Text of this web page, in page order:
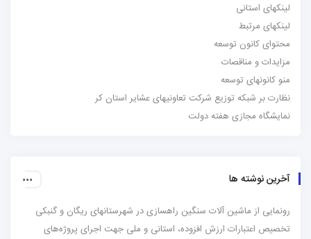
لینکهای استانی
لینکهای مرتبط
محتوای کانون توسعه
مزایدات و مناقصات
منو کانونهای توسعه
نظارت بر شبکه توزیع شرکت تعاونیهای عشایر استان کر
نمایشگاه مجازی هفته دولت
آخرین نوشته ها
رونمایی از ماشین آلات سنگین راهسازی در شهرستانهای ریگان و گنبکی
تخصیص اعتبارات ارزش افزوده، استانی و ملی جهت اجرای پروژه‌های